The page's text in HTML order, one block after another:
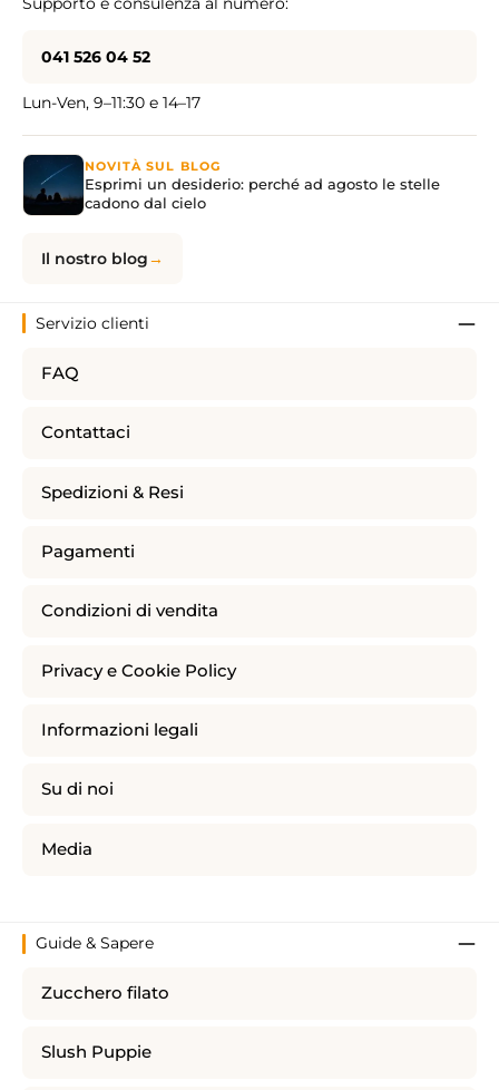
041 526 04 52
Lun-Ven, 9–11:30 e 14–17
NOVITÀ SUL BLOG
Esprimi un desiderio: perché ad agosto le stelle
cadono dal cielo
Il nostro blog
Servizio clienti
FAQ
Contattaci
Spedizioni & Resi
Pagamenti
Condizioni di vendita
Privacy e Cookie Policy
Informazioni legali
Su di noi
Media
Guide & Sapere
Zucchero filato
Slush Puppie